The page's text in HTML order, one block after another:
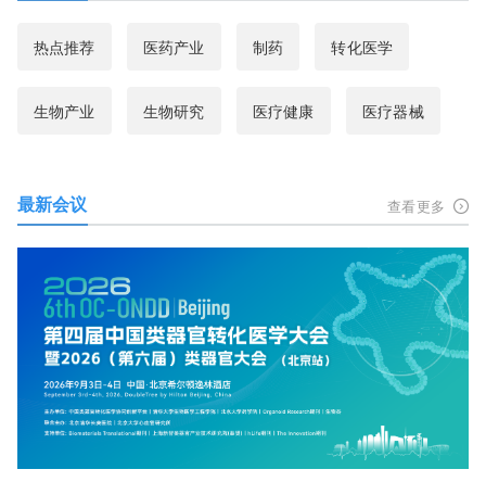
热点推荐 医药产业 制药 转化医学
生物产业 生物研究 医疗健康 医疗器械
最新会议 查看更多